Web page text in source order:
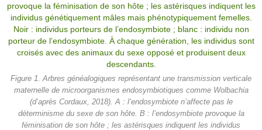
Figure 1. Arbres généalogiques représentant une transmission verticale
maternelle de microorganismes endosymbiotiques comme Wolbachia
(d’après Cordaux, 2018). A : l’endosymbiote n’affecte pas le
déterminisme du sexe de son hôte. B : l’endosymbiote provoque la
féminisation de son hôte ; les astérisques indiquent les individus